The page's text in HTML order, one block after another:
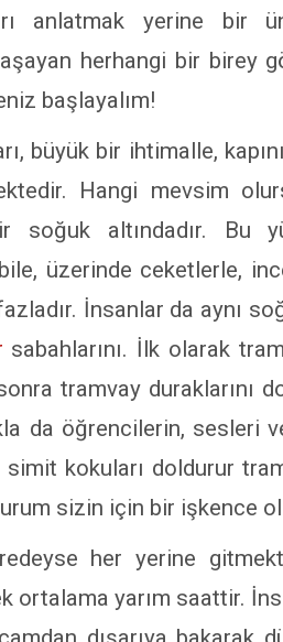
anlatmak yerine bir
herhangi bir birey
başlayalım!
büyük bir ihtimalle,
Hangi mevsim
soğuk altındadır. Bu
üzerinde ceketlerle,
İnsanlar da aynı
sabahlarını. İlk olarak
tramvay duraklarını
da öğrencilerin, sesleri
kokuları doldurur
sizin için bir işkence
her yerine
ortalama yarım saattir.